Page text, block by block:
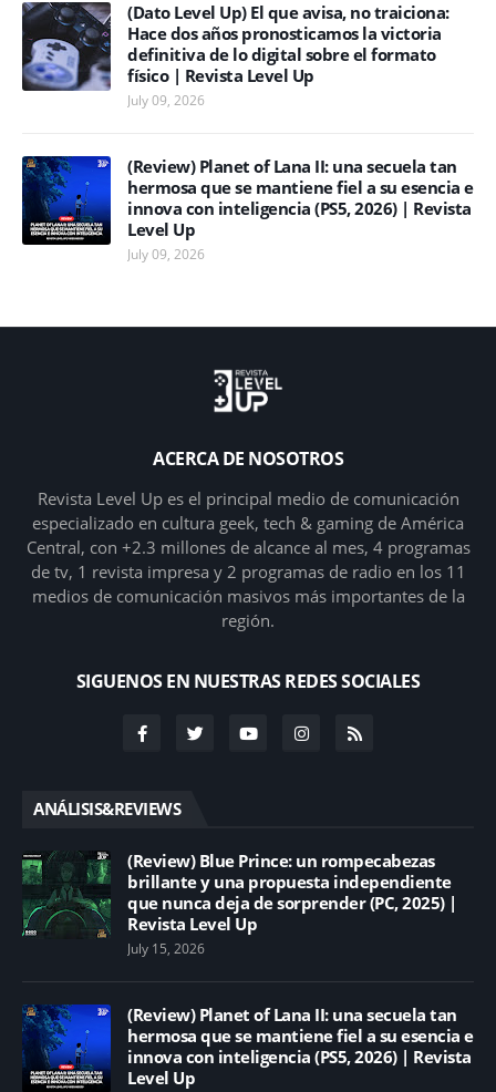
(Dato Level Up) El que avisa, no traiciona:
Hace dos años pronosticamos la victoria
definitiva de lo digital sobre el formato
físico | Revista Level Up
July 09, 2026
(Review) Planet of Lana II: una secuela tan
hermosa que se mantiene fiel a su esencia e
innova con inteligencia (PS5, 2026) | Revista
Level Up
July 09, 2026
ACERCA DE NOSOTROS
Revista Level Up es el principal medio de comunicación
especializado en cultura geek, tech & gaming de América
Central, con +2.3 millones de alcance al mes, 4 programas
de tv, 1 revista impresa y 2 programas de radio en los 11
medios de comunicación masivos más importantes de la
región.
SIGUENOS EN NUESTRAS REDES SOCIALES
ANÁLISIS&REVIEWS
(Review) Blue Prince: un rompecabezas
brillante y una propuesta independiente
que nunca deja de sorprender (PC, 2025) |
Revista Level Up
July 15, 2026
(Review) Planet of Lana II: una secuela tan
hermosa que se mantiene fiel a su esencia e
innova con inteligencia (PS5, 2026) | Revista
Level Up